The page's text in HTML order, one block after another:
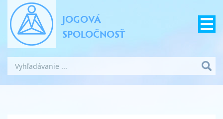
JOGOVÁ
SPOLOČNOSŤ